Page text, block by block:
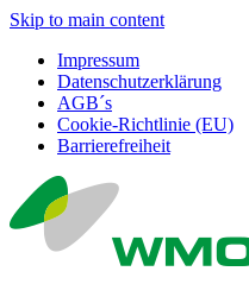
Skip to main content
Impressum
Datenschutzerklärung
AGB´s
Cookie-Richtlinie (EU)
Barrierefreiheit